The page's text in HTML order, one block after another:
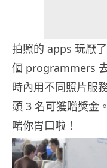
拍照的 apps 玩厭
個 programmers
時內用不同照片服
頭 3 名可獲贈獎金
啱你胃口啦！